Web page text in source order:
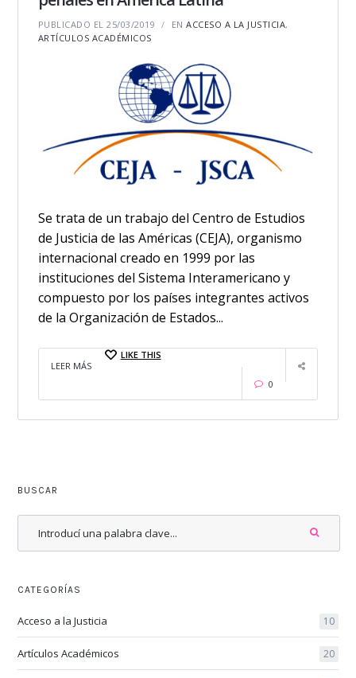
PUBLICADO EL 25/03/2019 ENACCESO A LA JUSTICIA,
ARTÍCULOS ACADÉMICOS
Se trata de un trabajo del Centro de Estudios
de Justicia de las Américas (CEJA), organismo
internacional creado en 1999 por las
instituciones del Sistema Interamericano y
compuesto por los países integrantes activos
de la Organización de Estados...
LEER MÁS
LIKE THIS
0
BUSCAR
CATEGORÍAS
Acceso a la Justicia 10
Artículos Académicos 20